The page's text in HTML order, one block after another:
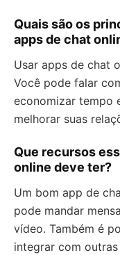
Quais são os
apps de chat
Usar apps de chat
Você pode falar
economizar tempo
melhorar suas
Que recursos
online deve ter?
Um bom app de
pode mandar
vídeo. Também é
integrar com